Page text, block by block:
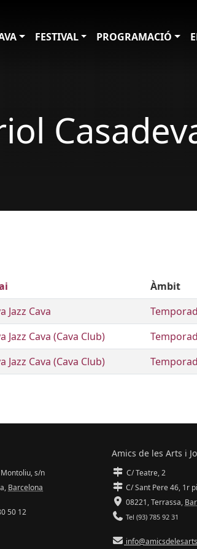
FESTIVAL PROGRAMACIÓ
Àmbit
Jazz Cava
Jazz Cava (Cava Club)
Jazz Cava (Cava Club)
s/n
, Barcelona
50 12
Amics de les Arts i
C/ Teatre, 2
C/ Sant Pere 46, 1r
08221,Terrassa,
Tel (93) 785 92 31